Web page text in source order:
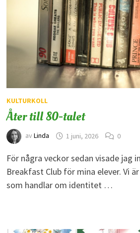
KULTURKOLL
Åter till 80-talet
av Linda 1 juni, 2026 0
För några veckor sedan visade jag
Breakfast Club för mina elever. Vi
som handlar om identitet …